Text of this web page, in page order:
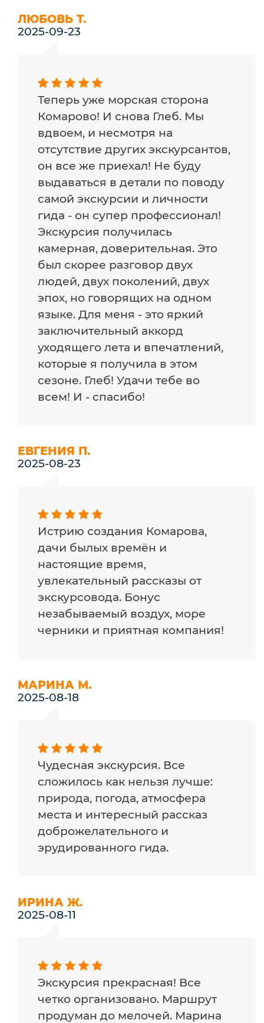
ЛЮБОВЬ Т.
2025-09-23
Теперь уже морская сторона
Комарово! И снова Глеб. Мы
вдвоем, и несмотря на
отсутствие других экскурсантов,
он все же приехал! Не буду
выдаваться в детали по поводу
самой экскурсии и личности
гида - он супер профессионал!
Экскурсия получилась
камерная, доверительная. Это
был скорее разговор двух
людей, двух поколений, двух
эпох, но говорящих на одном
языке. Для меня - это яркий
заключительный аккорд
уходящего лета и впечатлений,
которые я получила в этом
сезоне. Глеб! Удачи тебе во
всем! И - спасибо!
ЕВГЕНИЯ П.
2025-08-23
Истрию создания Комарова,
дачи былых времён и
настоящие время,
увлекательный рассказы от
экскурсовода. Бонус
незабываемый воздух, море
черники и приятная компания!
МАРИНА М.
2025-08-18
Чудесная экскурсия. Все
сложилось как нельзя лучше:
природа, погода, атмосфера
места и интересный рассказ
доброжелательного и
эрудированного гида.
ИРИНА Ж.
2025-08-11
Экскурсия прекрасная! Все
четко организовано. Маршрут
продуман до мелочей. Марина